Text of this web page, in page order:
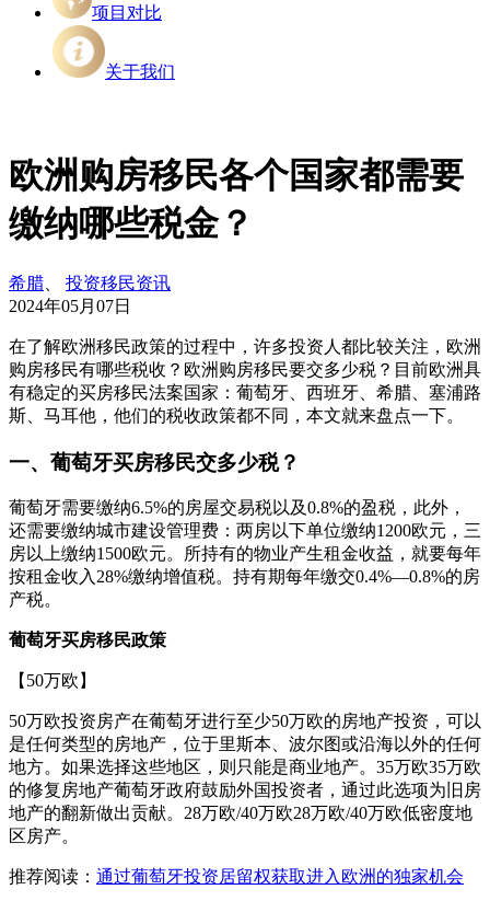
项目对比
关于我们
欧洲购房移民各个国家都需要
缴纳哪些税金？
希腊
投资移民资讯
2024年05月07日
在了解欧洲移民政策的过程中，许多投资人都比较关注，欧洲
购房移民有哪些税收？欧洲购房移民要交多少税？目前欧洲具
有稳定的买房移民法案国家：葡萄牙、西班牙、希腊、塞浦路
斯、马耳他，他们的税收政策都不同，本文就来盘点一下。
一、葡萄牙买房移民交多少税？
葡萄牙需要缴纳6.5%的房屋交易税以及0.8%的盈税，此外，
还需要缴纳城市建设管理费：两房以下单位缴纳1200欧元，三
房以上缴纳1500欧元。所持有的物业产生租金收益，就要每年
按租金收入28%缴纳增值税。持有期每年缴交0.4%—0.8%的房
产税。
葡萄牙买房移民政策
【50万欧】
50万欧投资房产在葡萄牙进行至少50万欧的房地产投资，可以
是任何类型的房地产，位于里斯本、波尔图或沿海以外的任何
地方。如果选择这些地区，则只能是商业地产。35万欧35万欧
的修复房地产葡萄牙政府鼓励外国投资者，通过此选项为旧房
地产的翻新做出贡献。28万欧/40万欧28万欧/40万欧低密度地
区房产。
推荐阅读： 通过葡萄牙投资居留权获取进入欧洲的独家机会